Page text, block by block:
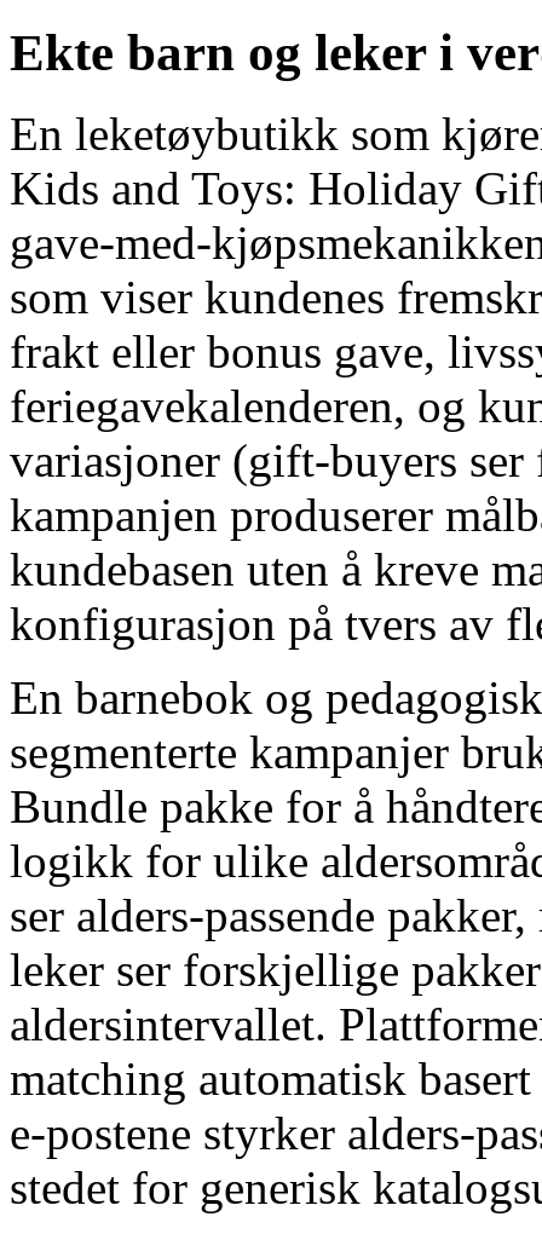
Ekte barn og leker i
En leketøybutikk som
Kids and Toys: Holiday
gave-med-
som viser kundenes
frakt eller bonus gave,
feriegavekalenderen, og
variasjoner (gift-buyers
kampanjen produserer
kundebasen uten å kreve
konfigurasjon på tvers av
En barnebok og
segmenterte kampanjer
Bundle pakke for å
logikk for ulike
ser alders-passende
leker ser forskjellige
aldersintervallet.
matching automatisk
e-postene styrker alders-
stedet for generisk